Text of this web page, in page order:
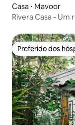
Casa ⋅ Mavoor
Rivera Casa -
Preferido dos
Preferido dos